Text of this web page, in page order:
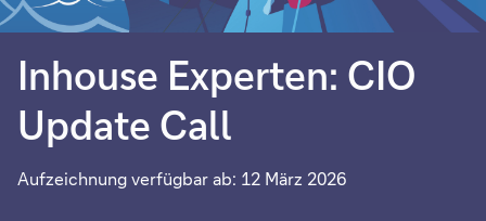
Inhouse Experten: CIO
Update Call
Aufzeichnung verfügbar ab: 12 März 2026